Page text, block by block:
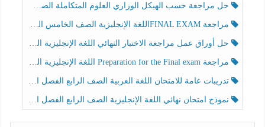
حل مراجعة حسب الهيكل الوزاري العلوم المتكاملة الصف الخامس عام الفصل الثالث
مراجعة FINAL EXAMاللغة الإنجليزية الصف الخامس الفصل الثالث
حل أوراق عمل مراجعة الاختبار النهائي اللغة الإنجليزية الصف الرابع الفصل الثالث
مراجعة Preparation for the Final exam اللغة الإنجليزية الصف الرابع الفصل الثالث
تدريبات عامة للامتحان اللغة العربية الصف الرابع الفصل الثالث
نموذج امتحان نهائي اللغة الإنجليزية الصف الرابع الفصل الثالث